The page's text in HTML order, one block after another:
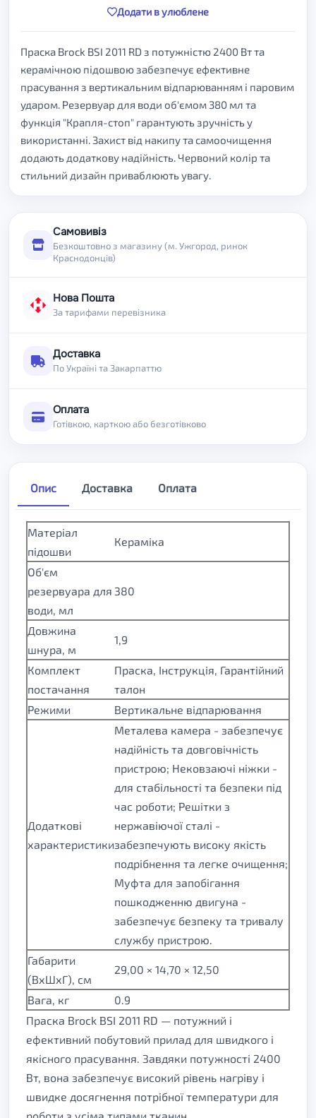
Додати в улюблене
Праска Brock BSI 2011 RD з потужністю 2400 Вт та
керамічною підошвою забезпечує ефективне
прасування з вертикальним відпарюванням і паровим
ударом. Резервуар для води об'ємом 380 мл та
функція "Крапля-стоп" гарантують зручність у
використанні. Захист від накипу та самоочищення
додають додаткову надійність. Червоний колір та
стильний дизайн приваблюють увагу.
Самовивіз
Безкоштовно з магазину (м. Ужгород, ринок
Краснодонців)
Нова Пошта
За тарифами перевізника
Доставка
По Україні та Закарпаттю
Оплата
Готівкою, карткою або безготівково
Опис Доставка Оплата
Матеріал
підошви
Кераміка
Об'єм
резервуара для
води, мл
380
Довжина
шнура, м
1,9
Комплект
постачання
Праска, Інструкція, Гарантійний
талон
Режими
Вертикальне відпарювання
Додаткові
характеристики
Металева камера - забезпечує
надійність та довговічність
пристрою; Нековзаючі ніжки -
для стабільності та безпеки під
час роботи; Решітки з
нержавіючої сталі -
забезпечують високу якість
подрібнення та легке очищення;
Муфта для запобігання
пошкодженню двигуна -
забезпечує безпеку та тривалу
службу пристрою.
Габарити
(ВхШхГ), см
29,00 × 14,70 × 12,50
Вага, кг
0.9
Праска Brock BSI 2011 RD — потужний і
ефективний побутовий прилад для швидкого і
якісного прасування. Завдяки потужності 2400
Вт, вона забезпечує високий рівень нагріву і
швидке досягнення потрібної температури для